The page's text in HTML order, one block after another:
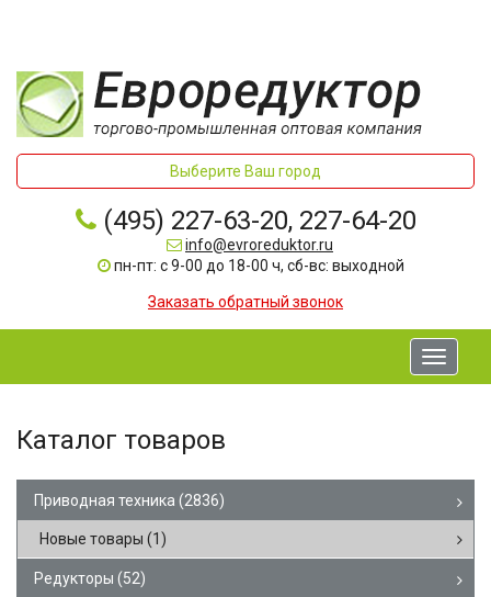
Выберите Ваш город
(495) 227-63-20, 227-64-20
info@evroreduktor.ru
пн-пт: с 9-00 до 18-00 ч, сб-вс: выходной
Заказать обратный звонок
Toggle
Каталог товаров
Приводная техника (2836)
Новые товары (1)
Редукторы (52)